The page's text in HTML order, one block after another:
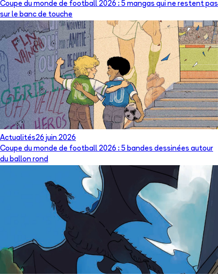
Coupe du monde de football 2026 : 5 mangas qui ne restent pas
sur le banc de touche
Actualités26 juin 2026
Coupe du monde de football 2026 : 5 bandes dessinées autour
du ballon rond